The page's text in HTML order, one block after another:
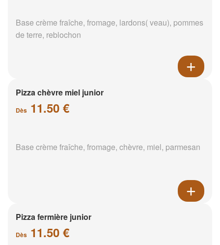
Base crème fraîche, fromage, lardons( veau), pommes
de terre, reblochon
Pizza chèvre miel junior
Dès 11.50 €
Base crème fraîche, fromage, chèvre, miel, parmesan
Pizza fermière junior
Dès 11.50 €